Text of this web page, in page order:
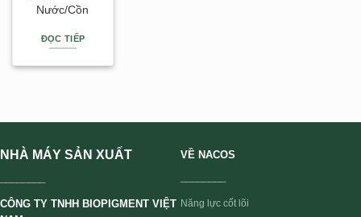
Nước/Cồn
ĐỌC TIẾP
NHÀ MÁY SẢN XUẤT
CÔNG TY TNHH BIOPIGMENT VIỆT
VỀ NACOS
Năng lực cốt lõi